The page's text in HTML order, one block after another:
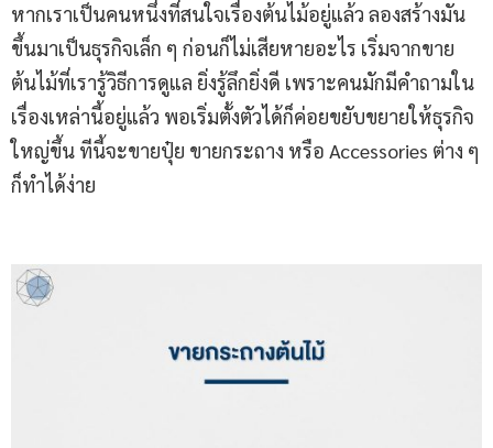
หากเราเป็นคนหนึ่งที่สนใจเรื่องต้นไม้อยู่แล้ว ลองสร้างมัน
ขึ้นมาเป็นธุรกิจเล็ก ๆ ก่อนก็ไม่เสียหายอะไร เริ่มจากขาย
ต้นไม้ที่เรารู้วิธีการดูแล ยิ่งรู้ลึกยิ่งดี เพราะคนมักมีคำถามใน
เรื่องเหล่านี้อยู่แล้ว พอเริ่มตั้งตัวได้ก็ค่อยขยับขยายให้ธุรกิจ
ใหญ่ขึ้น ทีนี้จะขายปุ๋ย ขายกระถาง หรือ Accessories ต่าง ๆ
ก็ทำได้ง่าย